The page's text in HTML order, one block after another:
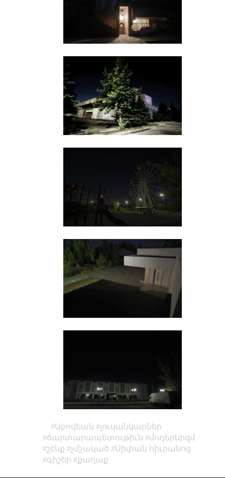
Աբովեան
լուսանկարներ
ճարտարապետութիւն
մոդերնիզմ
շէնք
չմշակած
Սիփան հիւրանոց
գիշեր
քաղաք